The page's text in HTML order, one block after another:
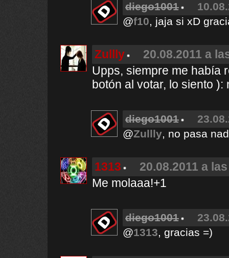
diego1001
@f10, jaja si xD
Zullly
20.08.2011 a
Upps, siempre me había
botón al votar, lo siento ):
diego1001
@Zullly, no pasa
1313
20.08.2011 a
Me molaaa!+1
diego1001
@1313, gracias =)